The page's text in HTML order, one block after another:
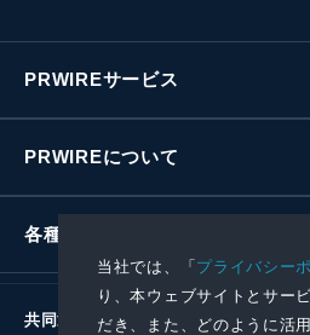
当社では、「プライバシー
り、本ウェブサイトとサー
だき、また、どのように活
PRWIREサービス
PRWIREについて
各種お問い合わせ
共同通信社グループ